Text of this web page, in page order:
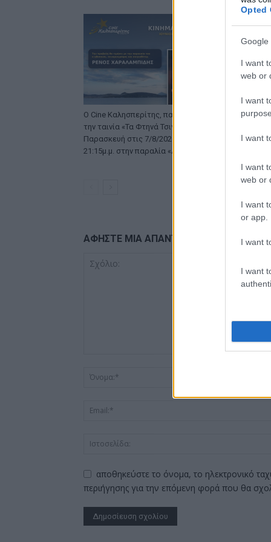
Opted
Google
I want
web or
I want
I want
I want
web or
I want
or app.
I want
I want
Ο Cine Καλησπερίτης, παρουσιάζει
την ταινία «Τα Φτηνά Τσιγάρα», την
Παρασκευή στις 7/8/2026, στις
21:15μ.μ. στην παραλία «Αλυκή»
Μια ακόμα
παραλία
ΑΦΗΣΤΕ ΜΙΑ ΑΠΑΝΤΗΣΗ
αποθηκεύστε το όνομα, το ηλεκτρονικό
περιήγησης για την επόμενη φορά που θα